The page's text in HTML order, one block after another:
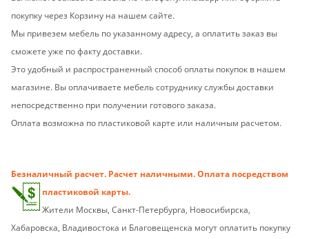
покупку через Корзину на нашем сайте.
Мы привезем мебель по указанному адресу, а оплатить заказ вы
сможете уже по факту доставки.
Это удобный и распространенный способ оплаты покупок в нашем
магазине. Вы оплачиваете мебель сотруднику службы доставки
непосредственно при получении готового заказа.
Оплата возможна по пластиковой карте или наличным расчетом.
Безналичный расчет. Расчет наличными. Оплата посредством
пластиковой карты.
Жители Москвы, Санкт-Петербурга, Новосибирска,
Хабаровска, Владивостока и Благовещенска могут оплатить покупку